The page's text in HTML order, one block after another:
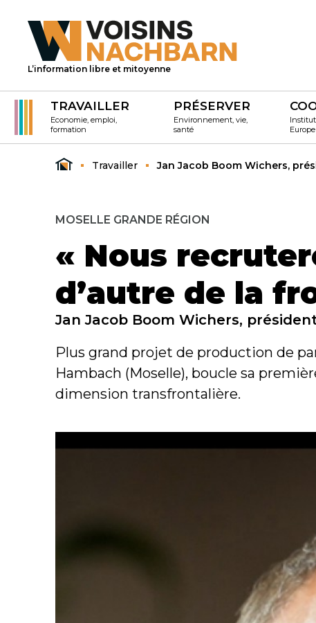
L’information libre et mitoyenne
TRAVAILLER
Economie, emploi,
formation
PRÉSERVER
Environnement, vie,
santé
Europe
Travailler Jan Jacob Boom Wichers,
MOSELLE GRANDE RÉGION
« Nous
d’autre de la
Jan Jacob Boom Wichers,
Plus grand projet de production de
Hambach (Moselle), boucle sa
dimension transfrontalière.